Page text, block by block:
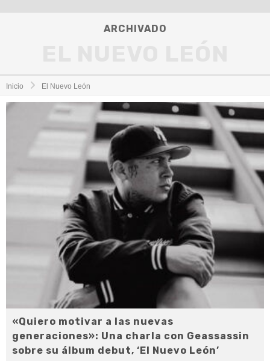
ARCHIVADO
Inicio El Nuevo León
«Quiero motivar a las nuevas
generaciones»: Una charla con Geassassin
sobre su álbum debut, ‘El Nuevo León’